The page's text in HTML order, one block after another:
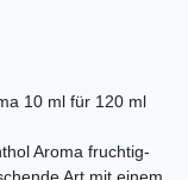
10 ml für 120 ml
Aroma fruchtig-
Art mit einem